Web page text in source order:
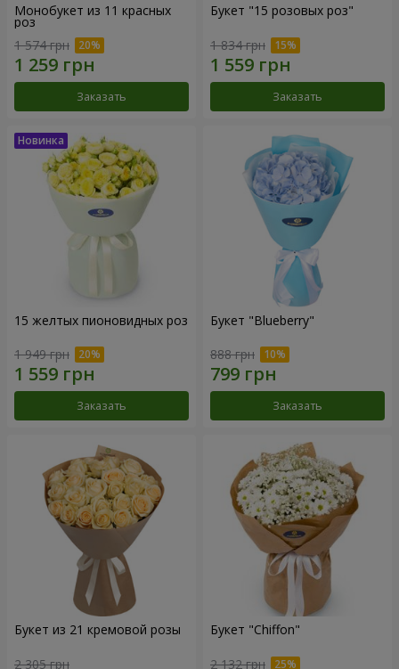
Монобукет из 11 красных
роз
1 574 грн
Заказать
Букет "15 розовых роз"
1 834 грн
Заказать
15 желтых пионовидных роз
1 949 грн
Заказать
Букет "Blueberry"
888 грн
Заказать
Букет из 21 кремовой розы
2 305 грн
Букет "Chiffon"
2 132 грн